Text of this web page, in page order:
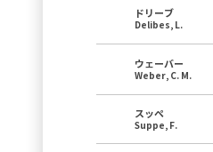
ドリーブ
Delibes, L.
ウェーバー
Weber, C. M.
スッペ
Suppe, F.